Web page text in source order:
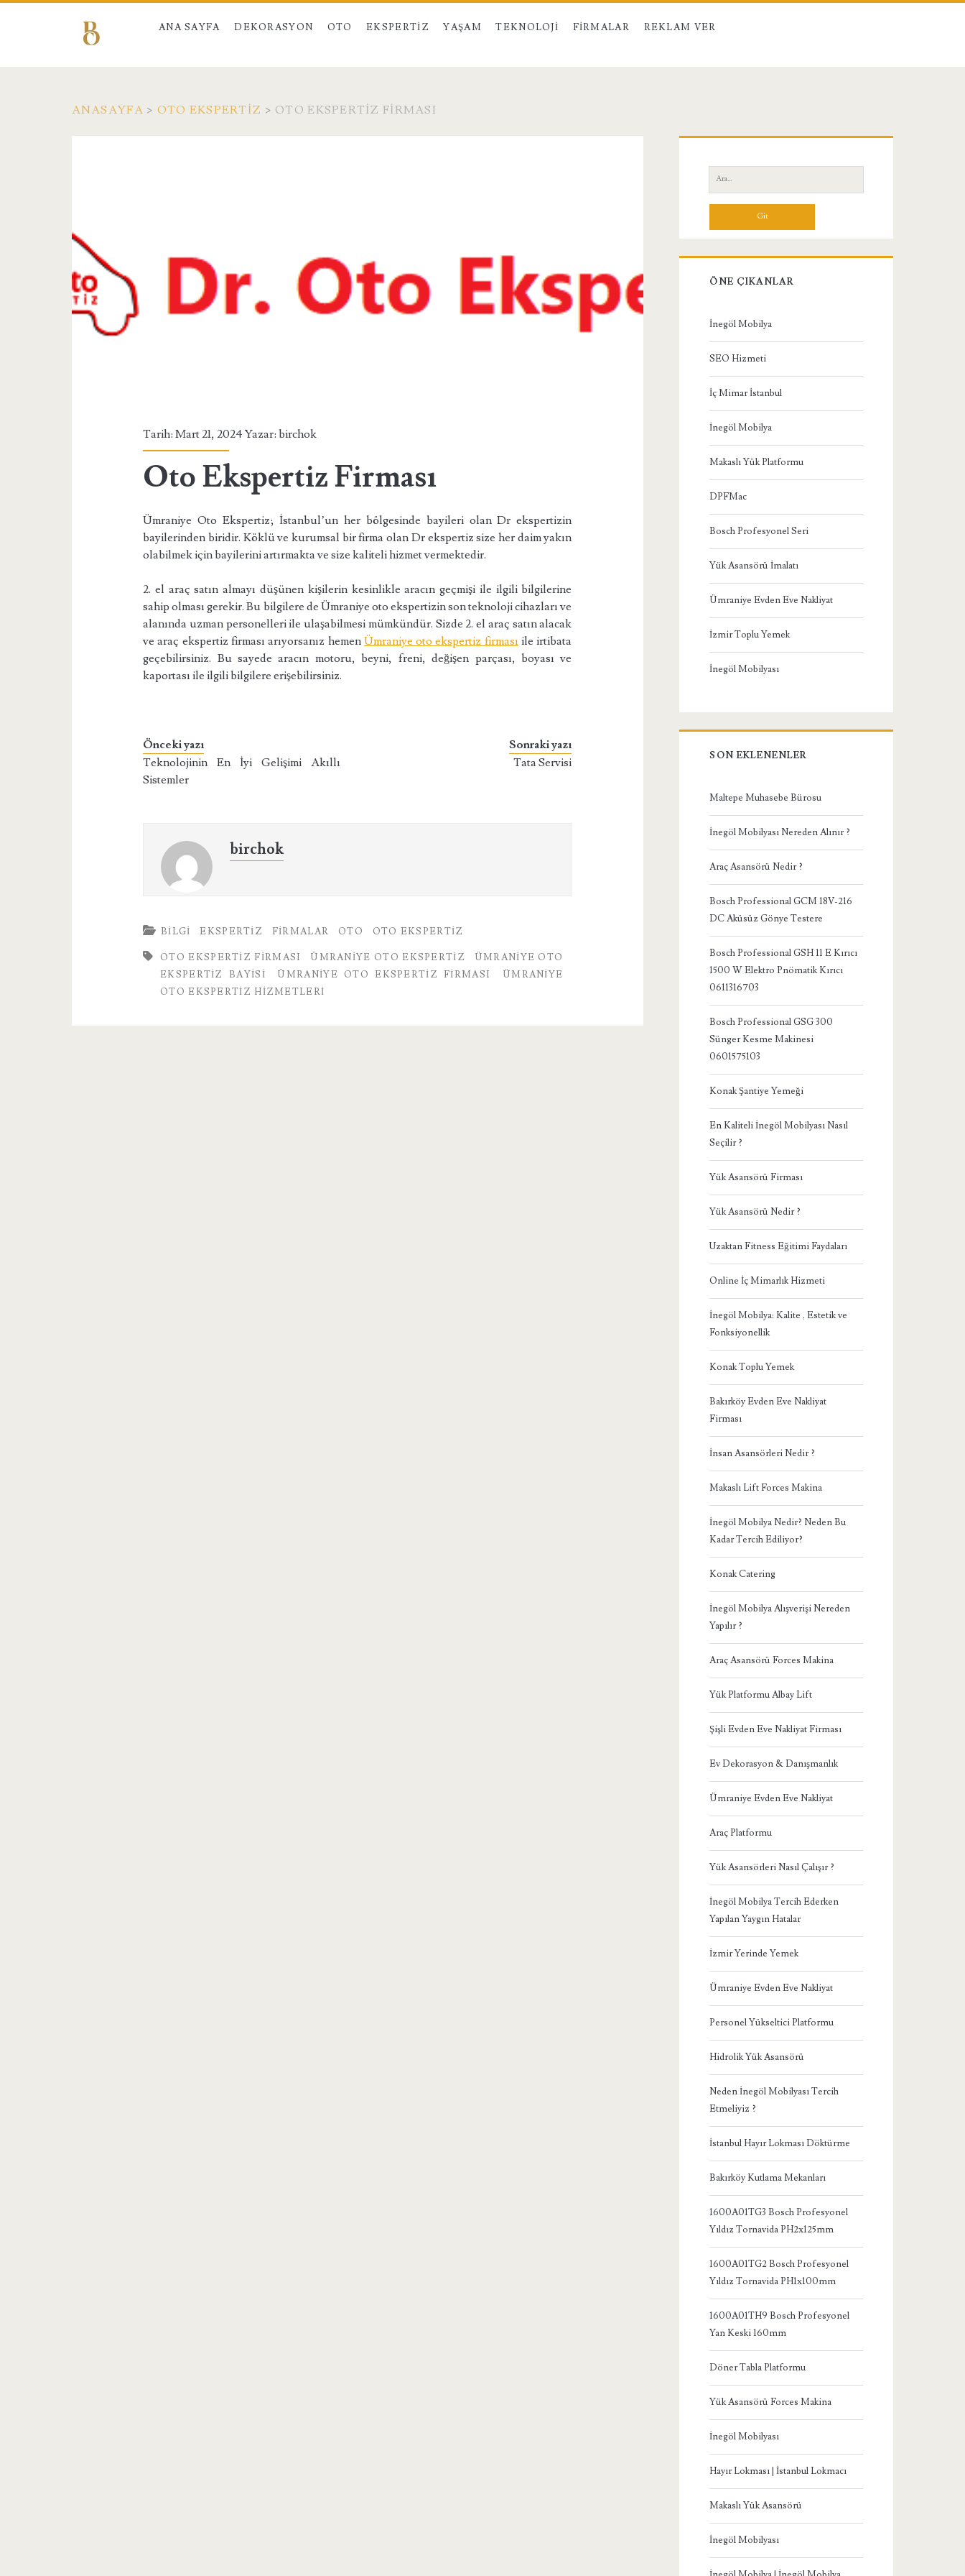
ANA SAYFA DEKORASYON OTO EKSPERTIZ YAŞAM TEKNOLOJI FIRMALAR REKLAM VER
ANASAYFA > OTO EKSPERTIZ > OTO EKSPERTIZ FIRMASI
Tarih: Mart 21, 2024 Yazar:birchok
Oto Ekspertiz Firması
Ümraniye Oto Ekspertiz; İstanbul’un her bölgesinde bayileri olan Dr ekspertizin
bayilerinden biridir. Köklü ve kurumsal bir firma olan Dr ekspertiz size her daim yakın
olabilmek için bayilerini artırmakta ve size kaliteli hizmet vermektedir.
2. el araç satın almayı düşünen kişilerin kesinlikle aracın geçmişi ile ilgili bilgilerine
sahip olması gerekir. Bu bilgilere de Ümraniye oto ekspertizin son teknoloji cihazları ve
alanında uzman personelleri ile ulaşabilmesi mümkündür. Sizde 2. el araç satın alacak
ve araç ekspertiz firması arıyorsanız hemen Ümraniye oto ekspertiz firması ile irtibata
geçebilirsiniz. Bu sayede aracın motoru, beyni, freni, değişen parçası, boyası ve
kaportası ile ilgili bilgilere erişebilirsiniz.
Önceki yazı
Teknolojinin En İyi Gelişimi Akıllı
Sistemler
Sonraki yazı
Tata Servisi
birchok
BILGI EKSPERTIZ FIRMALAR OTO OTO EKSPERTIZ
OTO EKSPERTIZ FIRMASI ÜMRANIYE OTO EKSPERTIZ
ÜMRANIYE OTO
EKSPERTIZ BAYISI
ÜMRANIYE OTO EKSPERTIZ FIRMASI
ÜMRANIYE
OTO EKSPERTIZ HIZMETLERI
Yan
Menü
Ara:
ÖNE ÇIKANLAR
İnegöl Mobilya
SEO Hizmeti
İç Mimar İstanbul
İnegöl Mobilya
Makaslı Yük Platformu
DPFMac
Bosch Profesyonel Seri
Yük Asansörü İmalatı
Ümraniye Evden Eve Nakliyat
İzmir Toplu Yemek
İnegöl Mobilyası
SON EKLENENLER
Maltepe Muhasebe Bürosu
İnegöl Mobilyası Nereden Alınır ?
Araç Asansörü Nedir ?
Bosch Professional GCM 18V-216
DC Aküsüz Gönye Testere
Bosch Professional GSH 11 E Kırıcı
1500 W Elektro Pnömatik Kırıcı
0611316703
Bosch Professional GSG 300
Sünger Kesme Makinesi
0601575103
Konak Şantiye Yemeği
En Kaliteli İnegöl Mobilyası Nasıl
Seçilir ?
Yük Asansörü Firması
Yük Asansörü Nedir ?
Uzaktan Fitness Eğitimi Faydaları
Online İç Mimarlık Hizmeti
İnegöl Mobilya: Kalite , Estetik ve
Fonksiyonellik
Konak Toplu Yemek
Bakırköy Evden Eve Nakliyat
Firması
İnsan Asansörleri Nedir ?
Makaslı Lift Forces Makina
İnegöl Mobilya Nedir? Neden Bu
Kadar Tercih Ediliyor?
Konak Catering
İnegöl Mobilya Alışverişi Nereden
Yapılır ?
Araç Asansörü Forces Makina
Yük Platformu Albay Lift
Şişli Evden Eve Nakliyat Firması
Ev Dekorasyon & Danışmanlık
Ümraniye Evden Eve Nakliyat
Araç Platformu
Yük Asansörleri Nasıl Çalışır ?
İnegöl Mobilya Tercih Ederken
Yapılan Yaygın Hatalar
İzmir Yerinde Yemek
Ümraniye Evden Eve Nakliyat
Personel Yükseltici Platformu
Hidrolik Yük Asansörü
Neden İnegöl Mobilyası Tercih
Etmeliyiz ?
İstanbul Hayır Lokması Döktürme
Bakırköy Kutlama Mekanları
1600A01TG3 Bosch Profesyonel
Yıldız Tornavida PH2x125mm
1600A01TG2 Bosch Profesyonel
Yıldız Tornavida PH1x100mm
1600A01TH9 Bosch Profesyonel
Yan Keski 160mm
Döner Tabla Platformu
Yük Asansörü Forces Makina
İnegöl Mobilyası
Hayır Lokması | İstanbul Lokmacı
Makaslı Yük Asansörü
İnegöl Mobilyası